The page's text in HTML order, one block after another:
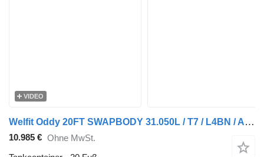
VIDEO
Welfit Oddy 20FT SWAPBODY 31.050L / T7 / L4BN / AMKD / 5Y inspection: 08-202
10.985 € Ohne MwSt.